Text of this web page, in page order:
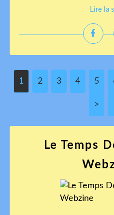
Lire la
1 2 3 4 5
>
Le Temps